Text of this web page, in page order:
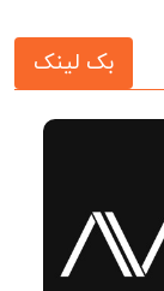
بک لینک